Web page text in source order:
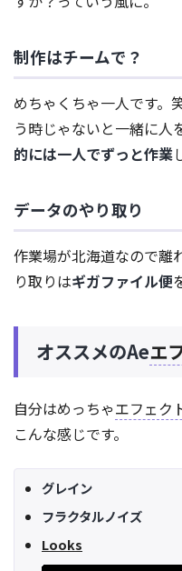
制作はチームで？
めちゃくちゃ一人です。
う時じゃないと一緒に人
的には一人でずっと作業
データのやり取り
作業場が北海道なので離
り取りはギガファイル便
オススメのAeエ
自分はめっちゃエフェク
こんな感じです。
グレイン
フラクタルノイズ
Looks